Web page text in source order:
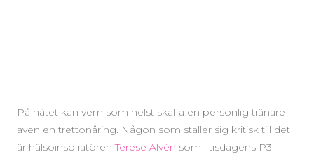
På nätet kan vem som helst skaffa en personlig tränare –
även en trettonåring. Någon som ställer sig kritisk till det
är hälsoinspiratörenTerese Alvén som i tisdagens P3